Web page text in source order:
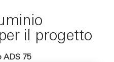
il progetto
ADS 75